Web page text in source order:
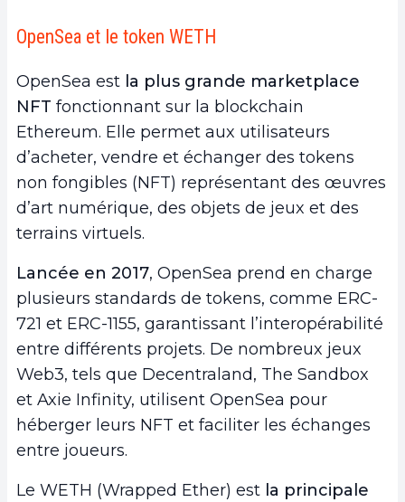
OpenSea et le token WETH
OpenSea est la plus grande marketplace
NFT fonctionnant sur la blockchain
Ethereum. Elle permet aux utilisateurs
d’acheter, vendre et échanger des tokens
non fongibles (NFT) représentant des œuvres
d’art numérique, des objets de jeux et des
terrains virtuels.
Lancée en 2017, OpenSea prend en charge
plusieurs standards de tokens, comme ERC-
721 et ERC-1155, garantissant l’interopérabilité
entre différents projets. De nombreux jeux
Web3, tels que Decentraland, The Sandbox
et Axie Infinity, utilisent OpenSea pour
héberger leurs NFT et faciliter les échanges
entre joueurs.
Le WETH (Wrapped Ether) est la principale